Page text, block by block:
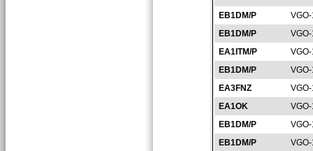
EB1DM/P
EB1DM/P
EA1ITM/P
EB1DM/P
EA3FNZ
EA1OK
EB1DM/P
EB1DM/P